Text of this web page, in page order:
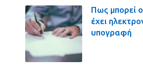
Πως μπορεί
έχει
υπογραφή